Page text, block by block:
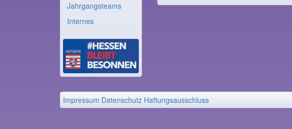
Jahrgangsteams
Internes
Impressum Datenschutz Haftungsausschluss